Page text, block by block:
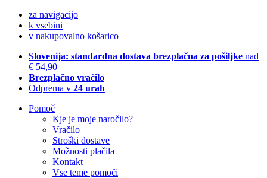
za navigacijo
k vsebini
v nakupovalno košarico
Slovenija: standardna dostava brezplačna za pošiljke nad
€ 54,90
Brezplačno vračilo
Odprema v 24 urah
Pomoč
Kje je moje naročilo?
Vračilo
Stroški dostave
Možnosti plačila
Kontakt
Vse teme pomoči